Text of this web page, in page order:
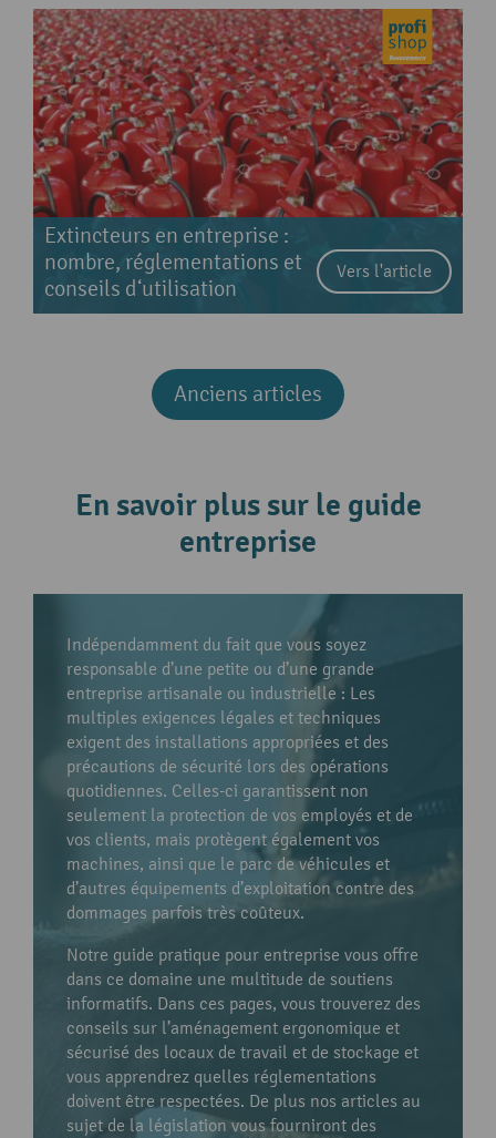
Extincteurs en entreprise :
nombre, réglementations et
conseils d‘utilisation
Vers l'article
Anciens articles
En savoir plus sur le guide
entreprise
Indépendamment du fait que vous soyez
responsable d’une petite ou d’une grande
entreprise artisanale ou industrielle : Les
multiples exigences légales et techniques
exigent des installations appropriées et des
précautions de sécurité lors des opérations
quotidiennes. Celles-ci garantissent non
seulement la protection de vos employés et de
vos clients, mais protègent également vos
machines, ainsi que le parc de véhicules et
d’autres équipements d’exploitation contre des
dommages parfois très coûteux.
Notre guide pratique pour entreprise vous offre
dans ce domaine une multitude de soutiens
informatifs. Dans ces pages, vous trouverez des
conseils sur l’aménagement ergonomique et
sécurisé des locaux de travail et de stockage et
vous apprendrez quelles réglementations
doivent être respectées. De plus nos articles au
sujet de la législation vous fourniront des